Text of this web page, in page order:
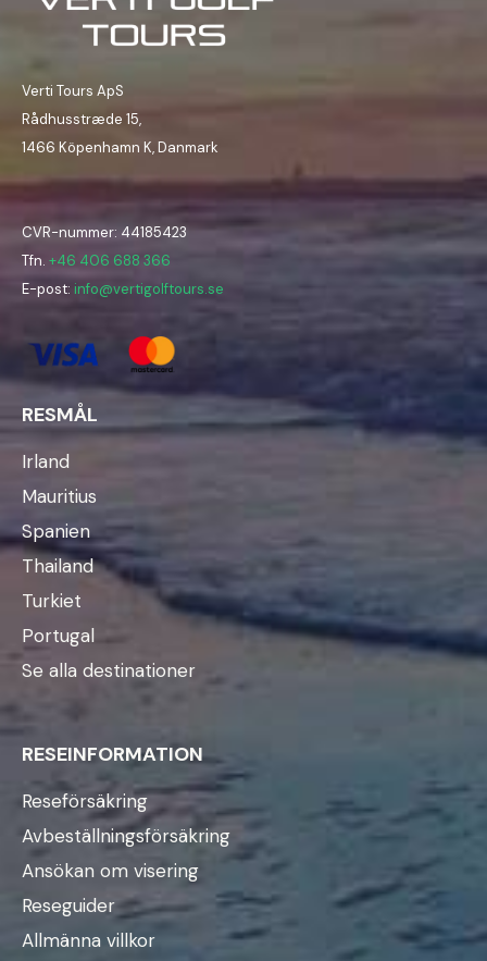
Verti Tours ApS
Rådhusstræde 15,
1466 Köpenhamn K, Danmark
CVR-nummer: 44185423
Tfn. +46 406 688 366
E-post: info@vertigolftours.se
RESMÅL
Irland
Mauritius
Spanien
Thailand
Turkiet
Portugal
Se alla destinationer
RESEINFORMATION
Reseförsäkring
Avbeställningsförsäkring
Ansökan om visering
Reseguider
Allmänna villkor